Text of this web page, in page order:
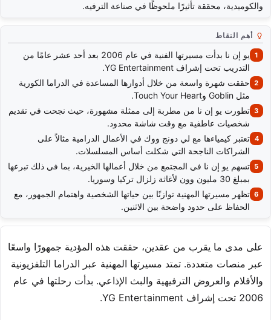
والكوميدية، محققة تأثيرًا ملحوظًا في صناعة الترفيه.
أهم النقاط
يو إن نا بدأت مسيرتها الفنية في عام 2006 بعد أحد عشر عامًا من
التدريب تحت إشراف YG Entertainment.
حققت شهرة واسعة من خلال أدوارها المساعدة في الدراما الكورية
مثل Goblin وTouch Your Heart.
تطورت يو إن نا من مطربة إلى ممثلة مشهورة، حيث نجحت في تقديم
شخصيات عاطفية مع وقت شاشة محدود.
تعتبر كيمياءها مع لي دونج ووك في الأعمال الدرامية مثالاً على
الشراكات الناجحة التي شكلت أساس المسلسلات.
تسهم يو إن نا في المجتمع من خلال أعمالها الخيرية، بما في ذلك تبرعها
بمبلغ 30 مليون وون لأغاثة زلزال تركيا وسوريا.
تظهر مسيرتها المهنية توازنًا بين حياتها الشخصية واهتمام الجمهور، مع
الحفاظ على حدود واضحة بين الاثنين.
على مدى ما يقرب من عقدين، حققت هذه المؤدية جمهورًا واسعًا
عبر منصات متعددة. تمتد مسيرتها المهنية عبر الدراما التلفزيونية
والأفلام والعروض الترفيهية والبث الإذاعي. بدأت رحلتها في عام
2006 تحت إشراف YG Entertainment.